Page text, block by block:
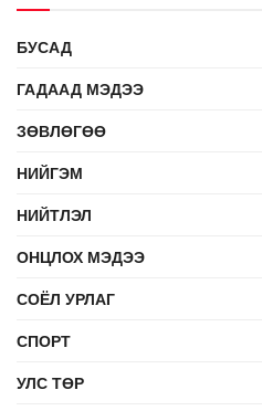
БУСАД
ГАДААД МЭДЭЭ
ЗӨВЛӨГӨӨ
НИЙГЭМ
НИЙТЛЭЛ
ОНЦЛОХ МЭДЭЭ
СОЁЛ УРЛАГ
СПОРТ
УЛС ТӨР